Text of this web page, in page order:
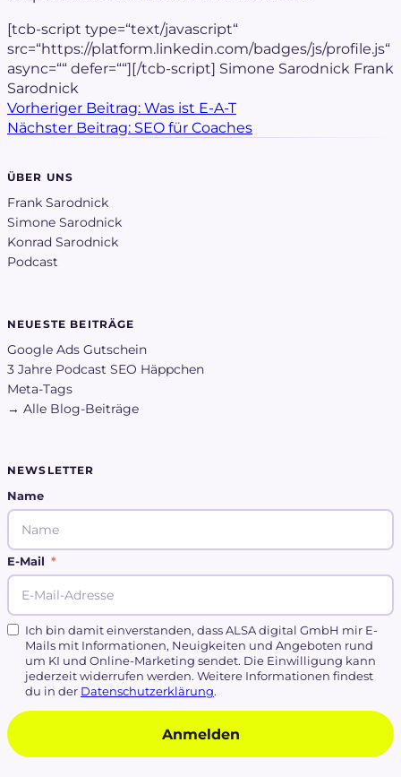
[tcb-script type=“text/javascript“
src=“https://platform.linkedin.com/badges/js/profile.js“
async=““ defer=““][/tcb-script] Simone Sarodnick Frank
Sarodnick
Vorheriger Beitrag: Was ist E-A-T
Nächster Beitrag: SEO für Coaches
ÜBER UNS
Frank Sarodnick
Simone Sarodnick
Konrad Sarodnick
Podcast
NEUESTE BEITRÄGE
Google Ads Gutschein
3 Jahre Podcast SEO Häppchen
Meta-Tags
→ Alle Blog-Beiträge
NEWSLETTER
Name
E-Mail
Ich bin damit einverstanden, dass ALSA digital GmbH mir E-
Mails mit Informationen, Neuigkeiten und Angeboten rund
um KI und Online-Marketing sendet. Die Einwilligung kann
jederzeit widerrufen werden. Weitere Informationen findest
du in der Datenschutzerklärung.
Anmelden